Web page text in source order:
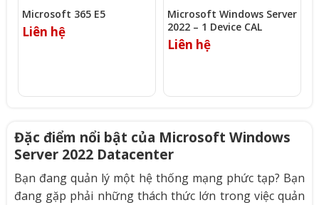
Microsoft 365 E5
Liên hệ
Microsoft Windows Server
2022 – 1 Device CAL
Liên hệ
Đặc điểm nổi bật của Microsoft Windows
Server 2022 Datacenter
Bạn đang quản lý một hệ thống mạng phức tạp? Bạn
đang gặp phải những thách thức lớn trong việc quản